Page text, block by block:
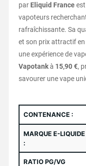
par Eliquid Franceest
vapoteurs
rafraîchissante. Sa
et son prix attractif
une expérience de
Vapotankà 15,90 €,
savourer une vape
CONTENANCE :
MARQUE E-LIQUIDE
:
RATIO PG/VG